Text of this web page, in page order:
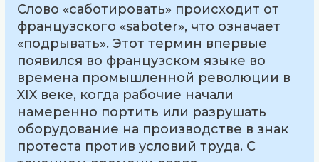
Слово «саботировать» происходит от
французского «saboter», что означает
«подрывать». Этот термин впервые
появился во французском языке во
времена промышленной революции в
XIX веке, когда рабочие начали
намеренно портить или разрушать
оборудование на производстве в знак
протеста против условий труда. С